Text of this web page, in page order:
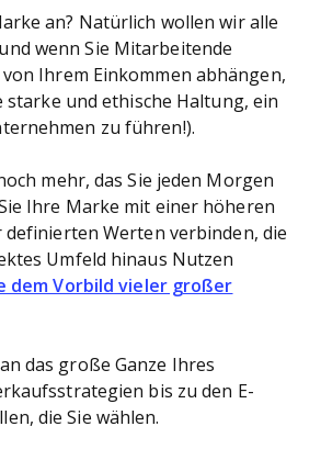
an? Natürlich wollen wir alle
wenn Sie Mitarbeitende
Ihrem Einkommen abhängen,
starke und ethische Haltung, ein
zu führen!).
mehr, das Sie jeden Morgen
Ihre Marke mit einer höheren
definierten Werten verbinden, die
Umfeld hinaus Nutzen
dem Vorbild vieler großer
das große Ganze Ihres
bis zu den E-
die Sie wählen.